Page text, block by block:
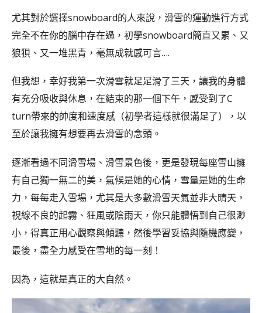
尤其對於選擇snowboard的人來說，滑雪的運動進行方式
完全不在你的腦中存在過，初學snowboard簡直又累、又
狼狽、又一堆黑青，毫無成就感可言….
但我想，幸好我第一次滑雪就足足滑了三天，讓我的身體
有充分吸收與休息，在結束的那一個下午，感受到了C
turn帶來的帥度和速度感（初學者這樣就很滿足了），以
至於讓我擁有想要再去滑雪的念頭。
逐漸看過不同滑雪場、滑雪景色後，更是發現每座雪山擁
有自己獨一無二的美，氣候是她的心情，雪量是她的生命
力，每每走入雪場，尤其是大多數滑雪天氣並非大晴天，
視線不良的起霧、狂風或陰雨天，你只能體悟到自己很渺
小，得真正用心觀察與傾聽，然後學習妥協與隨機應變，
最後，盡全力感受在雪地的每一刻！
因為，這就是真正的大自然。